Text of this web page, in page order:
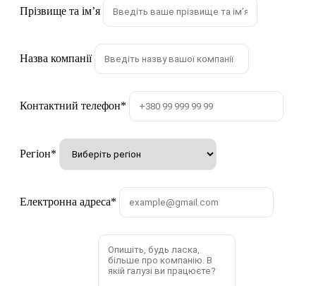
Прізвище та імʼя
Назва компанії
Контактний телефон*
Регіон*
Електронна адреса*